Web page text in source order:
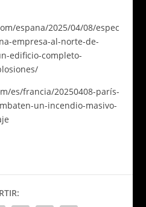
espana/2025/04/08/espec
empresa-al-norte-de-
edificio-completo-
es/francia/20250408-parís-
un-incendio-masivo-